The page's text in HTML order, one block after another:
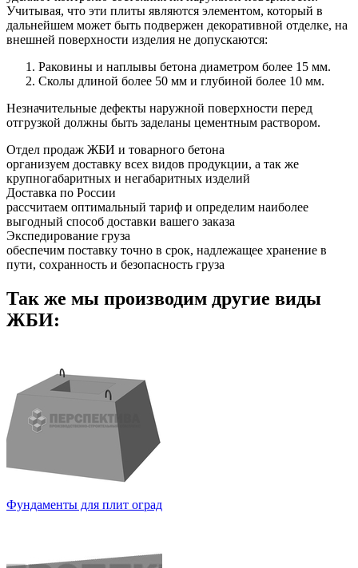
Учитывая, что эти плиты являются элементом, который в
дальнейшем может быть подвержен декоративной отделке, на
внешней поверхности изделия не допускаются:
Раковины и наплывы бетона диаметром более 15 мм.
Сколы длиной более 50 мм и глубиной более 10 мм.
Незначительные дефекты наружной поверхности перед
отгрузкой должны быть заделаны цементным раствором.
Отдел продаж ЖБИ и товарного бетона
организуем доставку всех видов продукции, а так же
крупногабаритных и негабаритных изделий
Доставка по России
рассчитаем оптимальный тариф и определим наиболее
выгодный способ доставки вашего заказа
Экспедирование груза
обеспечим поставку точно в срок, надлежащее хранение в
пути, сохранность и безопасность груза
Так же мы производим другие виды
ЖБИ:
Фундаменты для плит оград